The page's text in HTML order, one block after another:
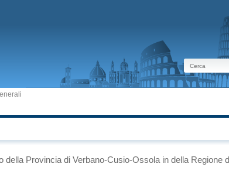
della Provincia di Verbano-Cusio-Ossola in della Regione